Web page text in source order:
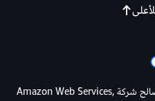
حقوق الطبع والنشر © لعام 2026 لصالح شركة Amazon Web Services,